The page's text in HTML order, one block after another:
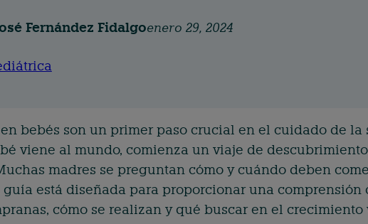
Fernández Fidalgoenero 29, 2024
bebés son un primer paso crucial en el cuidado de
viene al mundo, comienza un viaje de
madres se preguntan cómo y cuándo deben
guía está diseñada para proporcionar una
cómo se realizan y qué buscar en el crecimiento